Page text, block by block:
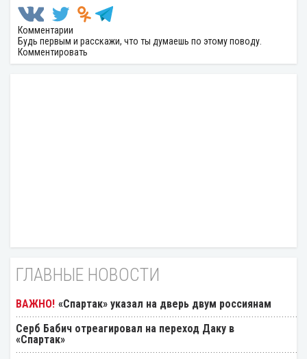
Комментарии
Будь первым и расскажи, что ты думаешь по этому поводу.
Комментировать
ГЛАВНЫЕ НОВОСТИ
«Спартак» указал на дверь двум россиянам
Серб Бабич отреагировал на переход Даку в
«Спартак»